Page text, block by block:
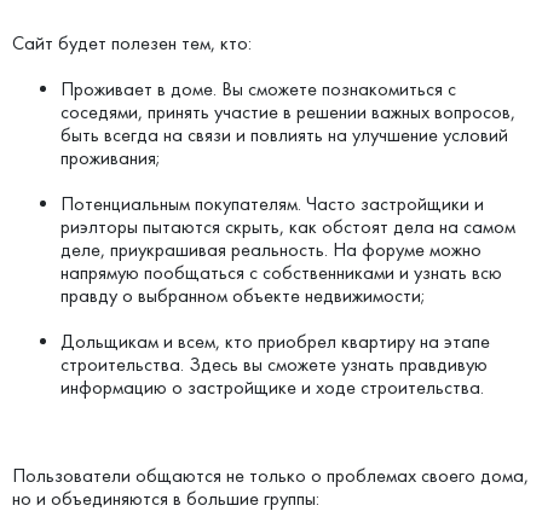
Сайт будет полезен тем, кто:
Проживает в доме. Вы сможете познакомиться с
соседями, принять участие в решении важных вопросов,
быть всегда на связи и повлиять на улучшение условий
проживания;
Потенциальным покупателям. Часто застройщики и
риэлторы пытаются скрыть, как обстоят дела на самом
деле, приукрашивая реальность. На форуме можно
напрямую пообщаться с собственниками и узнать всю
правду о выбранном объекте недвижимости;
Дольщикам и всем, кто приобрел квартиру на этапе
строительства. Здесь вы сможете узнать правдивую
информацию о застройщике и ходе строительства.
Пользователи общаются не только о проблемах своего дома,
но и объединяются в большие группы: